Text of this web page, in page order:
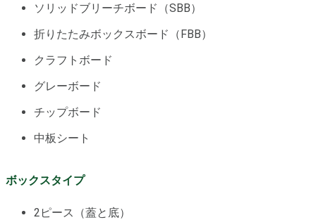
ソリッドブリーチボード（SBB）
折りたたみボックスボード（FBB）
クラフトボード
グレーボード
チップボード
中板シート
ボックスタイプ
2ピース（蓋と底）